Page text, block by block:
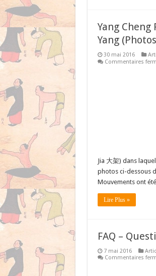
Yang
Yang
30 mai 2016
Commentaires
Jia 大架) dans
photos ci-dessous
Mouvements ont
Lire Plus »
FAQ –
7 mai 2016
Commentaires